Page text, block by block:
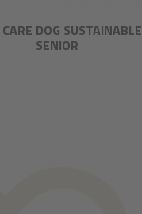
DOG SUSTAINABLE
SENIOR